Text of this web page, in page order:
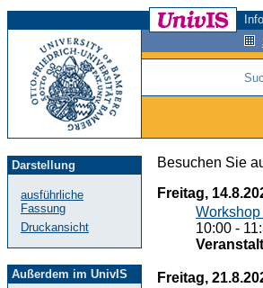
Darstellung
ausführliche
Fassung
Druckansicht
Außerdem im UnivIS
Besuchen Sie
Freitag,
10:00 -
Freitag,